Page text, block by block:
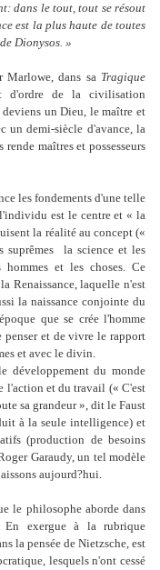
dans le tout, tout se résout
est la plus haute de toutes
Dionysos. »
dans sa Tragique
d'ordre de la civilisation
deviens un Dieu, le maître et
un demi-siècle d'avance, la
maîtres et possesseurs
les fondements d'une telle
est le centre et « la
la réalité au concept («
suprêmes la science et les
hommes et les choses. Ce
Renaissance, laquelle n'est
la naissance conjointe du
que se crée l'homme
et de vivre le rapport
et avec le divin.
développement du monde
l'action et du travail (« C'est
sa grandeur », dit le Faust
à la seule intelligence) et
(production de besoins
Garaudy, un tel modèle
aujourd?hui.
le philosophe aborde dans
En exergue à la rubrique
la pensée de Nietzsche, est
lesquels n'ont cessé